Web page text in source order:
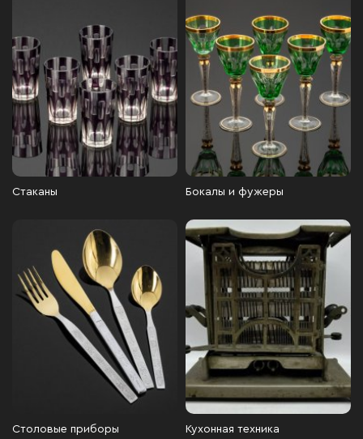
Стаканы Бокалы и фужеры
Столовые приборы Кухонная техника